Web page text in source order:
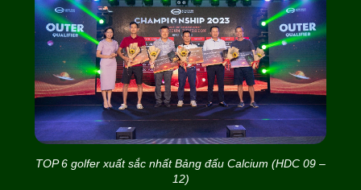
TOP 6 golfer xuất sắc nhất Bảng đấu Calcium (HDC 09 –
12)